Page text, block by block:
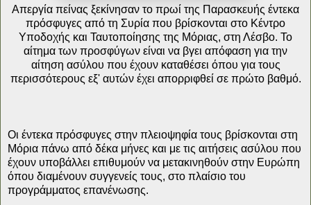
Απεργία πείνας ξεκίνησαν το πρωί της Παρασκευής έντεκα
πρόσφυγες από τη Συρία που βρίσκονται στο Κέντρο
Υποδοχής και Ταυτοποίησης της Μόριας, στη Λέσβο. Το
αίτημα των προσφύγων είναι να βγει απόφαση για την
αίτηση ασύλου που έχουν καταθέσει όπου για τους
περισσότερους εξ' αυτών έχει απορριφθεί σε πρώτο βαθμό.
Οι έντεκα πρόσφυγες στην πλειοψηφία τους βρίσκονται στη
Μόρια πάνω από δέκα μήνες και με τις αιτήσεις ασύλου που
έχουν υποβάλλει επιθυμούν να μετακινηθούν στην Ευρώπη
όπου διαμένουν συγγενείς τους, στο πλαίσιο του
προγράμματος επανένωσης.